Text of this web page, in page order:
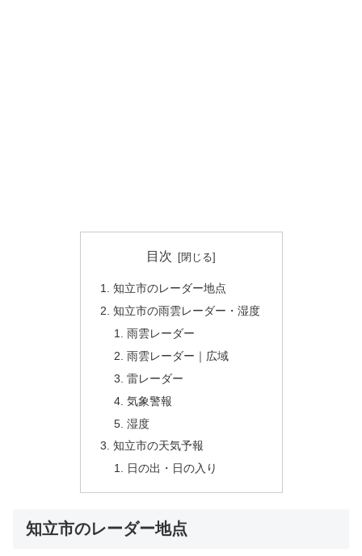
目次
知立市のレーダー地点
知立市の雨雲レーダー・湿度
雨雲レーダー
雨雲レーダー｜広域
雷レーダー
気象警報
湿度
知立市の天気予報
日の出・日の入り
知立市のレーダー地点